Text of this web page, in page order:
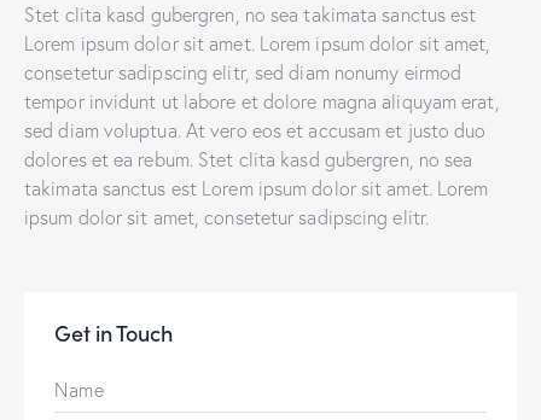
Stet clita kasd gubergren, no sea takimata sanctus est
Lorem ipsum dolor sit amet. Lorem ipsum dolor sit amet,
consetetur sadipscing elitr, sed diam nonumy eirmod
tempor invidunt ut labore et dolore magna aliquyam erat,
sed diam voluptua. At vero eos et accusam et justo duo
dolores et ea rebum. Stet clita kasd gubergren, no sea
takimata sanctus est Lorem ipsum dolor sit amet. Lorem
ipsum dolor sit amet, consetetur sadipscing elitr.
Get in Touch